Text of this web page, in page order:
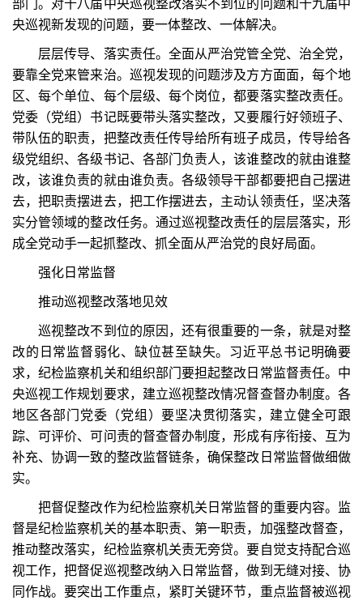
部门。对十八届中央巡视整改落实不到位的问题和十九届中
央巡视新发现的问题，要一体整改、一体解决。
层层传导、落实责任。全面从严治党管全党、治全党，
要靠全党来管来治。巡视发现的问题涉及方方面面，每个地
区、每个单位、每个层级、每个岗位，都要落实整改责任。
党委（党组）书记既要带头落实整改，又要履行好领班子、
带队伍的职责，把整改责任传导给所有班子成员，传导给各
级党组织、各级书记、各部门负责人，该谁整改的就由谁整
改，该谁负责的就由谁负责。各级领导干部都要把自己摆进
去，把职责摆进去，把工作摆进去，主动认领责任，坚决落
实分管领域的整改任务。通过巡视整改责任的层层落实，形
成全党动手一起抓整改、抓全面从严治党的良好局面。
强化日常监督
推动巡视整改落地见效
巡视整改不到位的原因，还有很重要的一条，就是对整
改的日常监督弱化、缺位甚至缺失。习近平总书记明确要
求，纪检监察机关和组织部门要担起整改日常监督责任。中
央巡视工作规划要求，建立巡视整改情况督查督办制度。各
地区各部门党委（党组）要坚决贯彻落实，建立健全可跟
踪、可评价、可问责的督查督办制度，形成有序衔接、互为
补充、协调一致的整改监督链条，确保整改日常监督做细做
实。
把督促整改作为纪检监察机关日常监督的重要内容。监
督是纪检监察机关的基本职责、第一职责，加强整改督查，
推动整改落实，纪检监察机关责无旁贷。要自觉支持配合巡
视工作，把督促巡视整改纳入日常监督，做到无缝对接、协
同作战。要突出工作重点，紧盯关键环节，重点监督被巡视